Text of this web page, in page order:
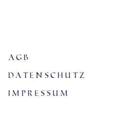
agb
Datenschutz
Impressum